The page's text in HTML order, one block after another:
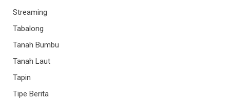
Streaming
Tabalong
Tanah Bumbu
Tanah Laut
Tapin
Tipe Berita